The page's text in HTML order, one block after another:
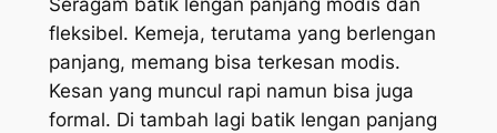
Seragam batik lengan panjang modis dan
fleksibel. Kemeja, terutama yang berlengan
panjang, memang bisa terkesan modis.
Kesan yang muncul rapi namun bisa juga
formal. Di tambah lagi batik lengan panjang